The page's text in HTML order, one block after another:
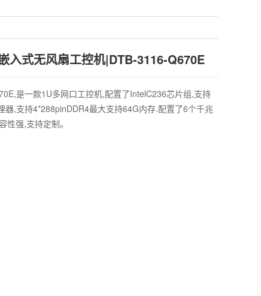
入式无风扇工控机|DTB-3116-Q670E
是一款1U多网口工控机,配置了IntelC236芯片组,支持
器,支持4*288pinDDR4最大支持64G内存.配置了6个千兆
性强,支持定制。